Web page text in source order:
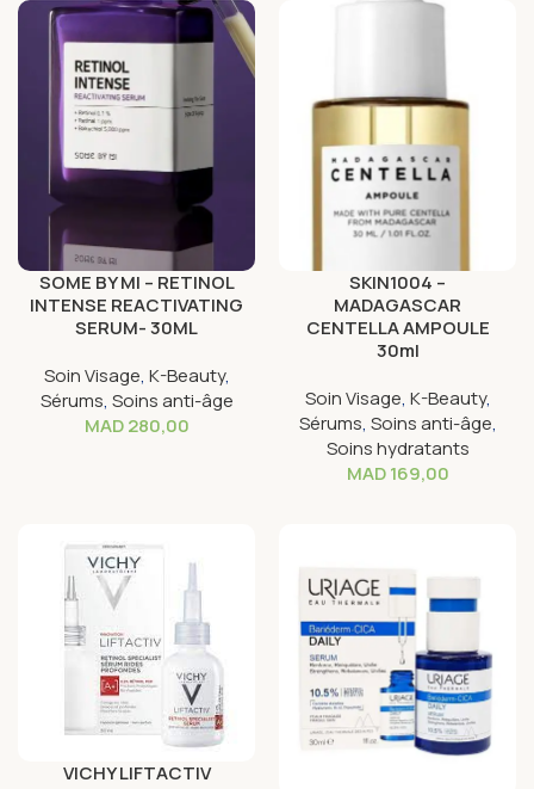
SOME BY MI – RETINOL
INTENSE REACTIVATING
SERUM- 30ML
Soin Visage, K-Beauty,
Sérums, Soins anti-âge
MAD280,00
SKIN1004 –
MADAGASCAR
CENTELLA AMPOULE
30ml
Soin Visage, K-Beauty,
Sérums, Soins anti-âge,
Soins hydratants
MAD169,00
VICHY LIFTACTIV